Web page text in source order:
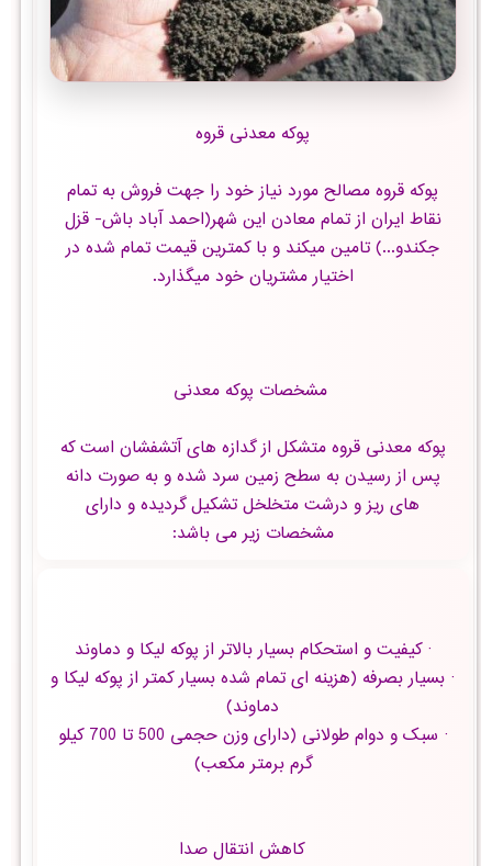
پوکه معدنی قروه
پوکه قروه مصالح مورد نیاز خود را جهت فروش به تمام
نقاط ایران از تمام معادن این شهر(احمد آباد باش- قزل
جکندو...) تامین میکند و با کمترین قیمت تمام شده در
اختیار مشتریان خود میگذارد.
مشخصات پوکه معدنی
پوکه معدنی قروه متشکل از گدازه های آتشفشان است که
پس از رسیدن به سطح زمین سرد شده و به صورت دانه
های ریز و درشت متخلخل تشکیل گردیده و دارای
مشخصات زیر می باشد:
· کیفیت و استحکام بسیار بالاتر از پوکه لیکا و دماوند
· بسیار بصرفه (هزینه ای تمام شده بسیار کمتر از پوکه لیکا و
دماوند)
· سبک و دوام طولانی (دارای وزن حجمی 500 تا 700 کیلو
گرم برمتر مکعب)
کاهش انتقال صدا